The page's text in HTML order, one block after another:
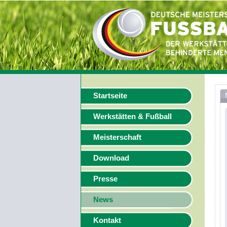
Startseite
Werkstätten & Fußball
Meisterschaft
Download
Presse
News
Kontakt